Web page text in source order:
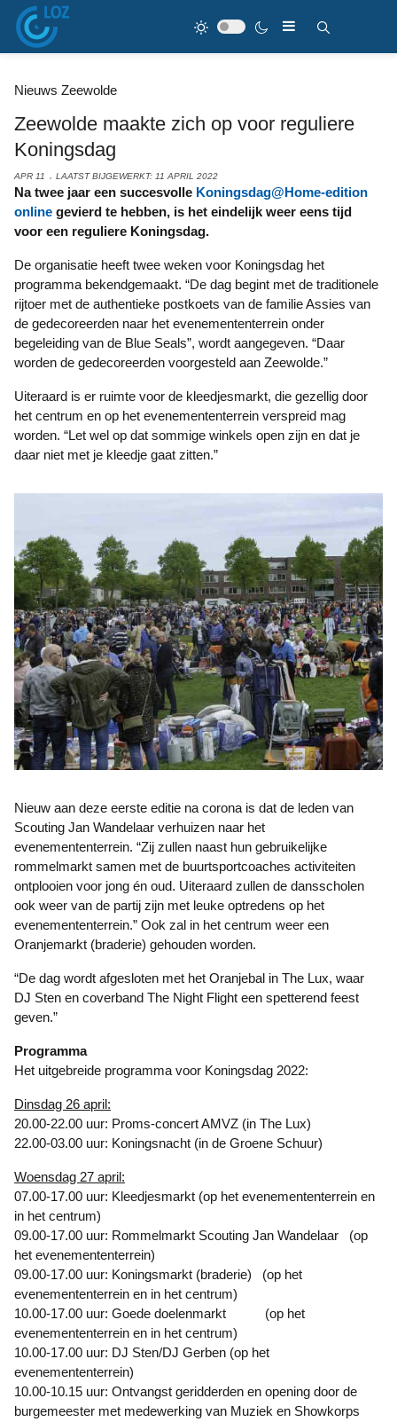
Nieuws Zeewolde
Zeewolde maakte zich op voor reguliere
Koningsdag
APR 11 LAATST BIJGEWERKT: 11 APRIL 2022
Na twee jaar een succesvolle Koningsdag@Home-edition
online gevierd te hebben, is het eindelijk weer eens tijd
voor een reguliere Koningsdag.
De organisatie heeft twee weken voor Koningsdag het
programma bekendgemaakt. “De dag begint met de traditionele
rijtoer met de authentieke postkoets van de familie Assies van
de gedecoreerden naar het evenemententerrein onder
begeleiding van de Blue Seals”, wordt aangegeven. “Daar
worden de gedecoreerden voorgesteld aan Zeewolde.”
Uiteraard is er ruimte voor de kleedjesmarkt, die gezellig door
het centrum en op het evenemententerrein verspreid mag
worden. “Let wel op dat sommige winkels open zijn en dat je
daar niet met je kleedje gaat zitten.”
Nieuw aan deze eerste editie na corona is dat de leden van
Scouting Jan Wandelaar verhuizen naar het
evenemententerrein. “Zij zullen naast hun gebruikelijke
rommelmarkt samen met de buurtsportcoaches activiteiten
ontplooien voor jong én oud. Uiteraard zullen de dansscholen
ook weer van de partij zijn met leuke optredens op het
evenemententerrein.” Ook zal in het centrum weer een
Oranjemarkt (braderie) gehouden worden.
“De dag wordt afgesloten met het Oranjebal in The Lux, waar
DJ Sten en coverband The Night Flight een spetterend feest
geven.”
Programma
Het uitgebreide programma voor Koningsdag 2022:
Dinsdag 26 april:
20.00-22.00 uur: Proms-concert AMVZ (in The Lux)
22.00-03.00 uur: Koningsnacht (in de Groene Schuur)
Woensdag 27 april:
07.00-17.00 uur: Kleedjesmarkt (op het evenemententerrein en
in het centrum)
09.00-17.00 uur: Rommelmarkt Scouting Jan Wandelaar (op
het evenemententerrein)
09.00-17.00 uur: Koningsmarkt (braderie) (op het
evenemententerrein en in het centrum)
10.00-17.00 uur: Goede doelenmarkt (op het
evenemententerrein en in het centrum)
10.00-17.00 uur: DJ Sten/DJ Gerben (op het
evenemententerrein)
10.00-10.15 uur: Ontvangst geridderden en opening door de
burgemeester met medewerking van Muziek en Showkorps